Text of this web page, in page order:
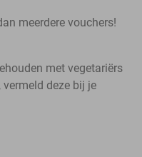
meerdere vouchers!
met vegetariërs
deze bij je